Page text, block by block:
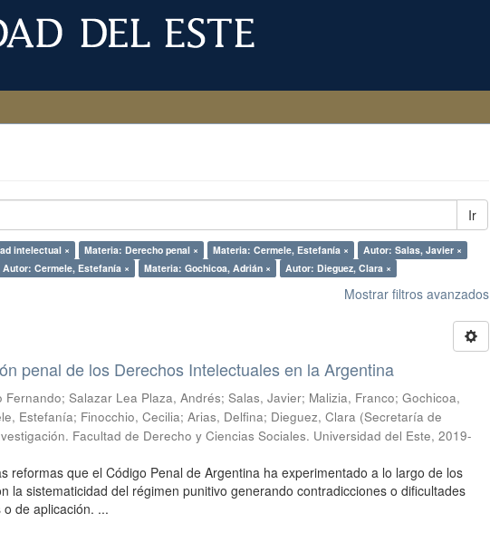
Ir
intelectual × Materia: Derecho penal × Materia: Cermele, Estefanía ×
Autor: Salas, Javier ×
Autor: Cermele, Estefanía × Materia: Gochicoa, Adrián × Autor: Dieguez, Clara ×
Mostrar filtros avanzados
penal de los Derechos Intelectuales en la Argentina
Fernando; Salazar Lea Plaza, Andrés; Salas, Javier; Malizia, Franco; Gochicoa,
Estefanía; Finocchio, Cecilia; Arias, Delfina; Dieguez, Clara (Secretaría de
Facultad de Derecho y Ciencias Sociales. Universidad del Este,2019-
reformas que el Código Penal de Argentina ha experimentado a lo largo de los
la sistematicidad del régimen punitivo generando contradicciones o dificultades
de aplicación. ...